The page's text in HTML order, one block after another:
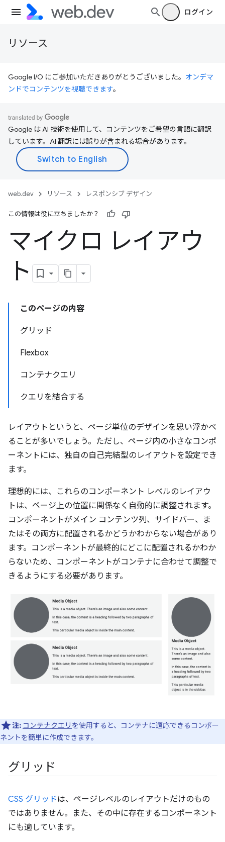
ログイン
リソース
Google I/O にご参加いただきありがとうございました。 オンデマ
ンドでコンテンツを視聴できます。
Google は AI 技術を使用して、コンテンツをご希望の言語に翻訳
しています。AI 翻訳には誤りが含まれる場合があります。
web.dev リソース レスポンシブ デザイン
この情報は役に立ちましたか？
マイクロ レイアウ
ト
このページの内容
グリッド
Flexbox
コンテナクエリ
クエリを結合する
レイアウトというと、ページ単位のデザインを思い浮かべ
ることが多いでしょう。ただし、ページ内の小さなコンポ
ーネントには、独自の自己完結型のレイアウトを設定でき
ます。
理想的には、これらのコンポーネント レベルのレイアウ
トは、ページ上の位置に関係なく自動的に調整されます。
コンポーネントがメイン コンテンツ列、サイドバー、ま
たはその両方に配置されるかどうかわからない場合があり
ます。コンポーネントが最終的にどこに配置されるかわか
らないため、コンポーネントがコンテナに合わせて調整で
きるようにする必要があります。
注: コンテナクエリ を使用すると、コンテナに適応できるコンポー
ネントを簡単に作成できます。
グリッド
CSS グリッドは、ページレベルのレイアウトだけのもの
ではありません。また、その中に存在するコンポーネント
にも適しています。